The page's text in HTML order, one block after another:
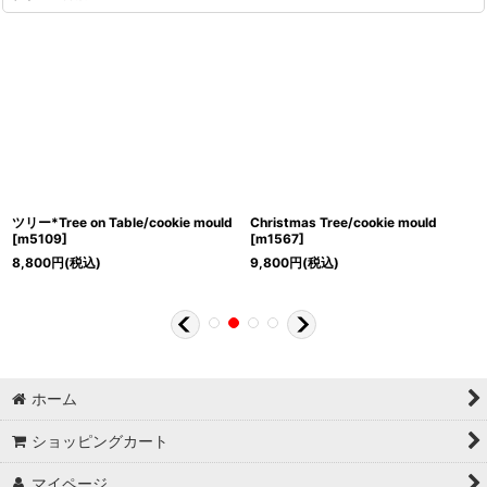
ツリー*Tree on Table/cookie mould
[m5109]
8,800円(税込)
Christmas Tree/cookie mould
[m1567]
9,800円(税込)
ホーム
ショッピングカート
マイページ